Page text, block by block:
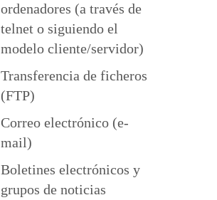
ordenadores (a través de
telnet o siguiendo el
modelo cliente/servidor)
Transferencia de ficheros
(FTP)
Correo electrónico (e-
mail)
Boletines electrónicos y
grupos de noticias